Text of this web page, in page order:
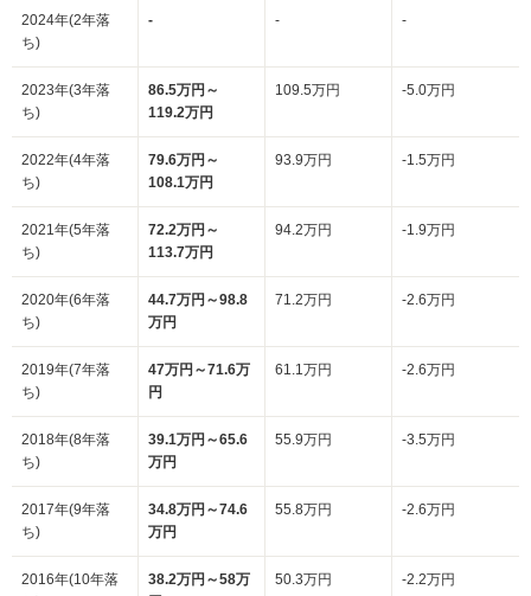
2024年(2年落
ち)
- - -
2023年(3年落
ち)
86.5万円～
119.2万円
109.5万円 -5.0万円
2022年(4年落
ち)
79.6万円～
108.1万円
93.9万円 -1.5万円
2021年(5年落
ち)
72.2万円～
113.7万円
94.2万円 -1.9万円
2020年(6年落
ち)
44.7万円～98.8
万円
71.2万円 -2.6万円
2019年(7年落
ち)
47万円～71.6万
円
61.1万円 -2.6万円
2018年(8年落
ち)
39.1万円～65.6
万円
55.9万円 -3.5万円
2017年(9年落
ち)
34.8万円～74.6
万円
55.8万円 -2.6万円
2016年(10年落
38.2万円～58万
50.3万円 -2.2万円